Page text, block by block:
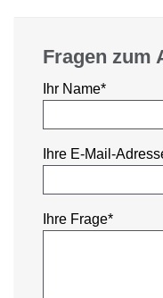
Fragen zum
Pflichtfeld
Ihr Name*
Pflichtfeld
Ihre E-Mail-
Pflichtfeld
Ihre Frage*